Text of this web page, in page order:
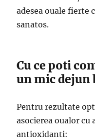
adesea ouale fierte
sanatos.
Cu ce poti
un mic
Pentru rezultate
asocierea oualor
antioxidanti: